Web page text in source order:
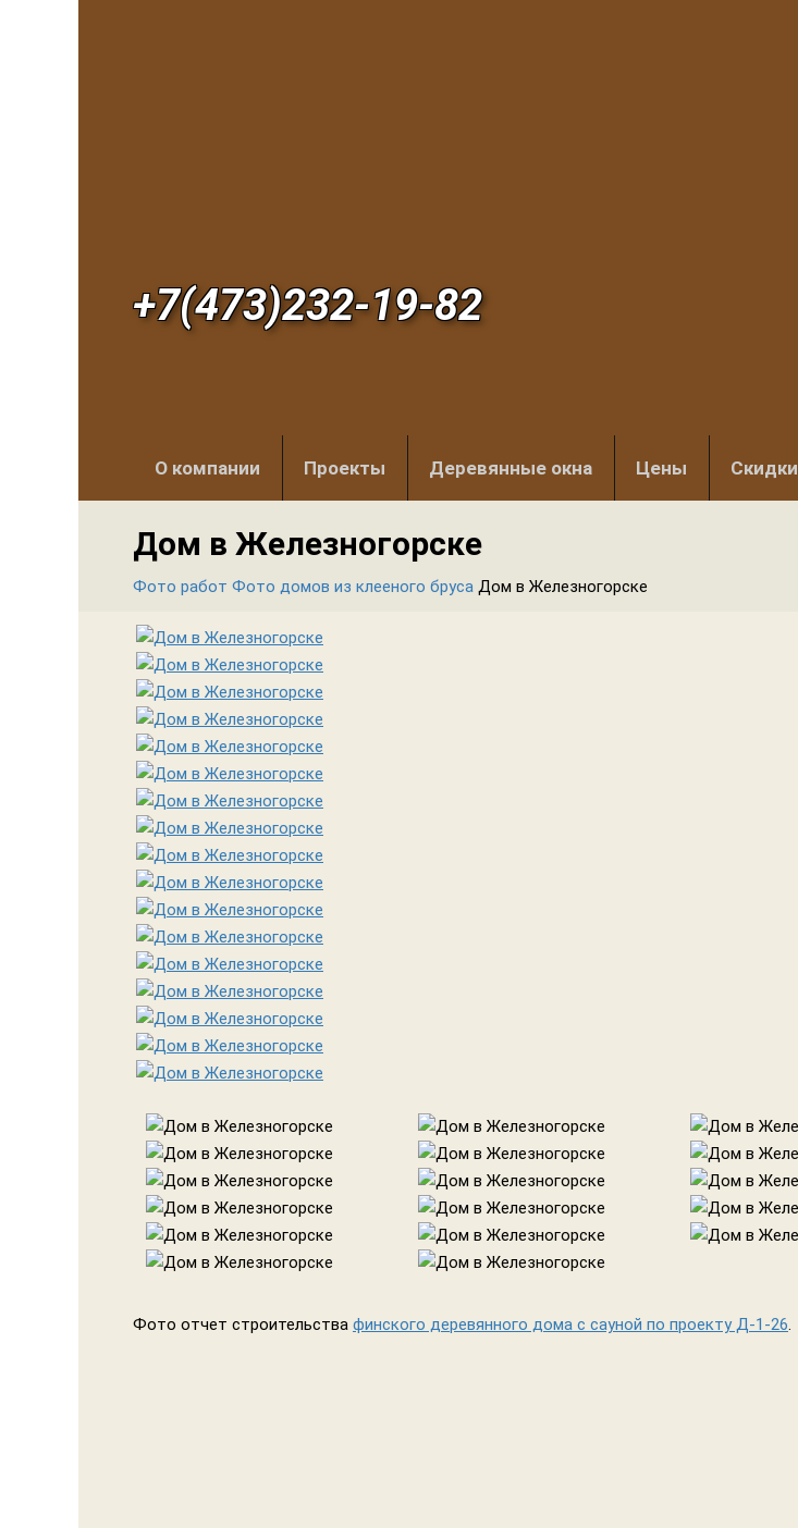
+7(473)232-19-82
О компании Проекты Деревянные окна Цены Скидки
Дом в Железногорске
Фото работ Фото домов из клееного бруса Дом в Железногорске
Фото отчет строительства финского деревянного дома с сауной по проекту Д-1-26.